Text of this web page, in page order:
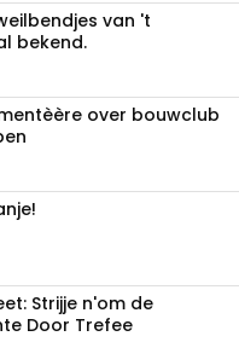
van 't
bekend.
over bouwclub
Strijje n'om de
Door Trefee